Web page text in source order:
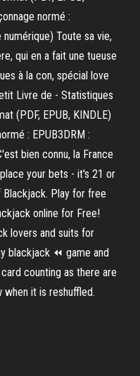
normé :
numérique) Toute sa vie,
qui en a fait une tueuse
à la con, spécial love
Livre de - Statistiques
(PDF, EPUB, KINDLE)
: EPUB3DRM :
bien connu, la France
your bets - it's 21 or
Blackjack. Play for free
online for Free!
lovers and suits for
blackjack ⏪ game and
counting as there are
when it is reshuffled.